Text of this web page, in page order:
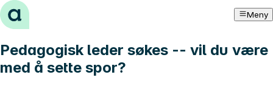
Hopp til innhold Meny
Pedagogisk leder søkes -- vil du være
med å sette spor?